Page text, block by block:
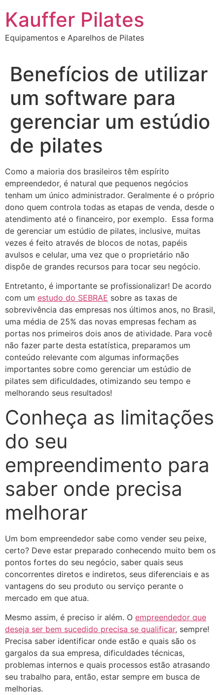
para
conteúdo
Kauffer Pilates
Equipamentos e Aparelhos de Pilates
Benefícios de utilizar
um software para
gerenciar um estúdio
de pilates
Como a maioria dos brasileiros têm espírito
empreendedor, é natural que pequenos negócios
tenham um único administrador. Geralmente é o próprio
dono quem controla todas as etapas de venda, desde o
atendimento até o financeiro, por exemplo. Essa forma
de gerenciar um estúdio de pilates, inclusive, muitas
vezes é feito através de blocos de notas, papéis
avulsos e celular, uma vez que o proprietário não
dispõe de grandes recursos para tocar seu negócio.
Entretanto, é importante se profissionalizar! De acordo
com um estudo do SEBRAE sobre as taxas de
sobrevivência das empresas nos últimos anos, no Brasil,
uma média de 25% das novas empresas fecham as
portas nos primeiros dois anos de atividade. Para você
não fazer parte desta estatística, preparamos um
conteúdo relevante com algumas informações
importantes sobre como gerenciar um estúdio de
pilates sem dificuldades, otimizando seu tempo e
melhorando seus resultados!
Conheça as limitações
do seu
empreendimento para
saber onde precisa
melhorar
Um bom empreendedor sabe como vender seu peixe,
certo? Deve estar preparado conhecendo muito bem os
pontos fortes do seu negócio, saber quais seus
concorrentes diretos e indiretos, seus diferenciais e as
vantagens do seu produto ou serviço perante o
mercado em que atua.
Mesmo assim, é preciso ir além. O empreendedor que
deseja ser bem sucedido precisa se qualificar, sempre!
Precisa saber identificar onde estão e quais são os
gargalos da sua empresa, dificuldades técnicas,
problemas internos e quais processos estão atrasando
seu trabalho para, então, estar sempre em busca de
melhorias.